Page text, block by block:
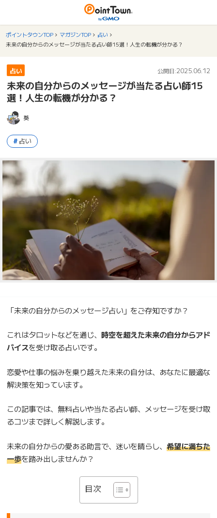
ポイントタウンTOP マガジンTOP
占い
未来の自分からのメッセージが当たる占い師15選！人生の転機が分かる？
占い 公開日:2025.06.12
未来の自分からのメッセージが当たる占い師15
選！人生の転機が分かる？
葵
占い
「未来の自分からのメッセージ占い」をご存知ですか？
これはタロットなどを通じ、 時空を超えた未来の自分からアド
バイスを受け取る占いです。
恋愛や仕事の悩みを乗り越えた未来の自分は、あなたに最適な
解決策を知っています。
この記事では、無料占いや当たる占い師、メッセージを受け取
るコツまで詳しく解説します。
未来の自分からの愛ある助言で、迷いを晴らし、 希望に満ちた
一歩を踏み出しませんか？
目次